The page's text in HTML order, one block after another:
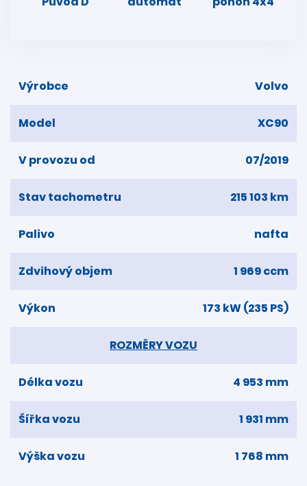
Výrobce Volvo
Model XC90
V provozu od 07/2019
Stav tachometru 215 103 km
Palivo nafta
Zdvihový objem 1 969 ccm
Výkon 173 kW (235 PS)
ROZMĚRY VOZU
Délka vozu 4 953 mm
Šířka vozu 1 931 mm
Výška vozu 1 768 mm